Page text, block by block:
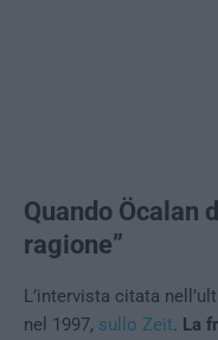
Quando Öcalan
ragione”
L’intervista citata
nel 1997, sullo Zeit. La